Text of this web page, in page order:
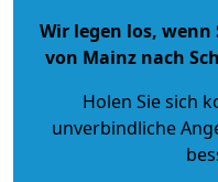
Wir legen los,
von Mainz nach
Holen Sie sich
unverbindliche